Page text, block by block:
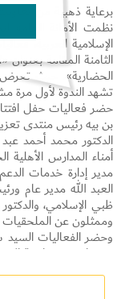
برعاية ذهبية من تعاونية
نظمت الأمانة العامة
الإسلامية العربية،
الثامنة المقامة بعنوان
تشهد الندوة لأول مرة
حضر فعاليات حفل
بن بيه رئيس منتدى
الدكتور محمد أحمد
أمناء المدارس الأهلية
مدير إدارة خدمات
العبد الله مدير عام
ظبي الإسلامي،
وممثلون عن الملحقيات
وحضر الفعاليات السيد
كممثل عن تعاونية
وتقدير لدعم ورعاية